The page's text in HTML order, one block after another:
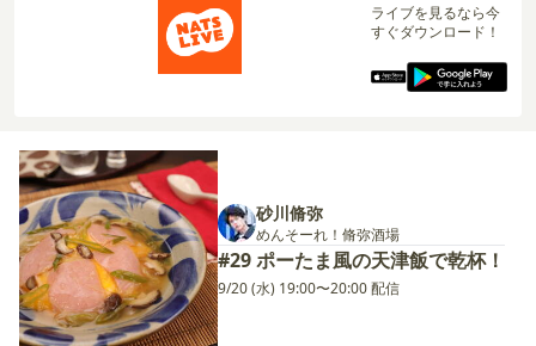
ライブを見るなら今
すぐダウンロード！
砂川脩弥
めんそーれ！脩弥酒場
#29 ポーたま風の天津飯で乾杯！
9/20 (水) 19:00〜20:00 配信